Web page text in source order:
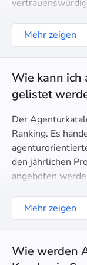
Mehr zeigen
Wie kann ich
gelistet
Der
Ranking. Es
den jährlichen
angeboten
Mehr zeigen
Wie werden